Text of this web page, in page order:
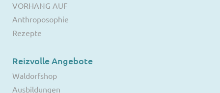
VORHANG AUF
Anthroposophie
Rezepte
Reizvolle Angebote
Waldorfshop
Ausbildungen